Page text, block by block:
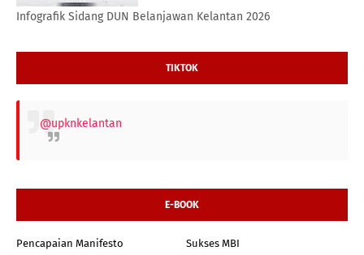
Infografik Sidang DUN Belanjawan Kelantan 2026
TIKTOK
@upknkelantan
E-BOOK
Pencapaian Manifesto Sukses MBI